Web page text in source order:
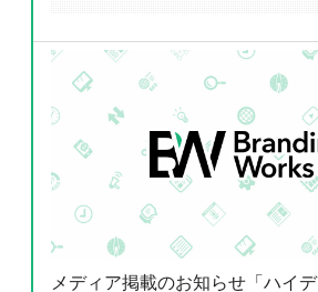
メディア掲載のお知らせ「ハイ